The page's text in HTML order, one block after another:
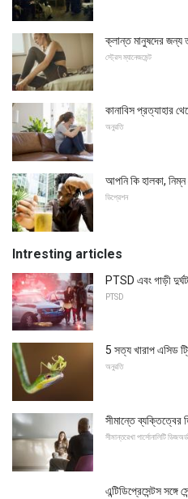
ক্লান্ত মানুষদের জন্য
স্ট্রেস ম্যানেজমেন্ট
কানাবিস প্রত্যাহার
অনুরতি
আপনি কি হালকা,
ডিপ্রেশন
Intresting articles
PTSD এবং গাড়ী
PTSD
5 সত্য খারাপ এসিড
অনুরতি
সীমান্তে ব্যক্তিত্বের
সীমান্তরেখা পার্সোনালিটি
এন্টিডিপ্রেসেন্টস